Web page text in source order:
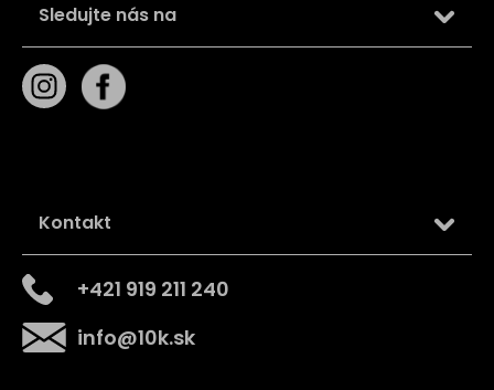
Sledujte nás na
Kontakt
info@10k.sk
+421 919 211 240